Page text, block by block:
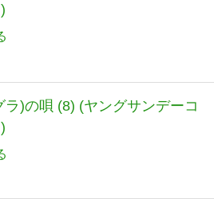
ラ)の唄 (8) (ヤングサンデーコ